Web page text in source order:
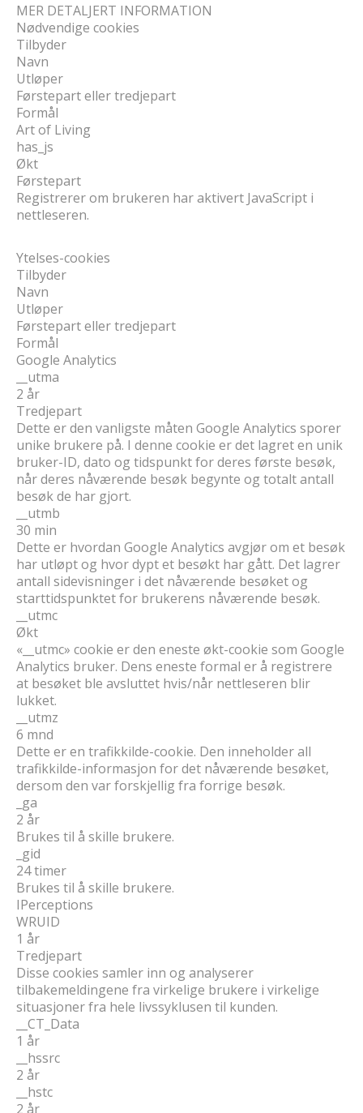
MER DETALJERT INFORMATION
Nødvendige cookies
Tilbyder
Navn
Utløper
Førstepart eller tredjepart
Formål
Art of Living
has_js
Økt
Førstepart
Registrerer om brukeren har aktivert JavaScript i
nettleseren.
Ytelses-cookies
Tilbyder
Navn
Utløper
Førstepart eller tredjepart
Formål
Google Analytics
__utma
2 år
Tredjepart
Dette er den vanligste måten Google Analytics sporer
unike brukere på. I denne cookie er det lagret en unik
bruker-ID, dato og tidspunkt for deres første besøk,
når deres nåværende besøk begynte og totalt antall
besøk de har gjort.
__utmb
30 min
Dette er hvordan Google Analytics avgjør om et besøk
har utløpt og hvor dypt et besøkt har gått. Det lagrer
antall sidevisninger i det nåværende besøket og
starttidspunktet for brukerens nåværende besøk.
__utmc
Økt
«__utmc» cookie er den eneste økt-cookie som Google
Analytics bruker. Dens eneste formal er å registrere
at besøket ble avsluttet hvis/når nettleseren blir
lukket.
__utmz
6 mnd
Dette er en trafikkilde-cookie. Den inneholder all
trafikkilde-informasjon for det nåværende besøket,
dersom den var forskjellig fra forrige besøk.
_ga
2 år
Brukes til å skille brukere.
_gid
24 timer
Brukes til å skille brukere.
IPerceptions
WRUID
1 år
Tredjepart
Disse cookies samler inn og analyserer
tilbakemeldingene fra virkelige brukere i virkelige
situasjoner fra hele livssyklusen til kunden.
__CT_Data
1 år
__hssrc
2 år
__hstc
2 år